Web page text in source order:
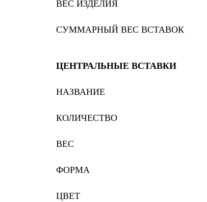
ВЕС ИЗДЕЛИЯ
СУММАРНЫЙ ВЕС ВСТАВОК
ЦЕНТРАЛЬНЫЕ ВСТАВКИ
НАЗВАНИЕ
КОЛИЧЕСТВО
ВЕС
ФОРМА
ЦВЕТ